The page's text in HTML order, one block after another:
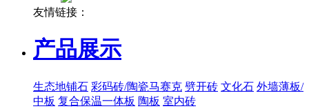
友情链接：
产品展示
生态地铺石 彩码砖/陶瓷马赛克 劈开砖 文化石 外墙薄板/
中板 复合保温一体板 陶板 室内砖